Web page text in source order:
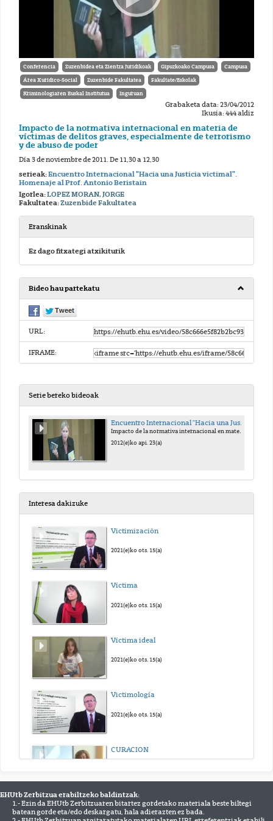
Conferencia Zuzenbidea eta Zientza Juridikoak Gipuzkoako Campusa Campusa
Área Xurídico-Social Zuzenbide Fakultatea Fakultate/Eskolak
Kriminologiaren Euskal Institutua Inguruan
Grabaketa data: 23/04/2012
Ikusia: 444 aldiz
Impacto de la normativa internacional en materia de
víctimas de delitos graves, especialmente de terrorismo
y de abuso de poder
Día 3 de noviembre de 2011. De 11,30 a 12,30
serieak:Encuentro Internacional "Hacia una Justicia victimal".
Homenaje al Prof. Antonio Beristain
Igorlea:LOPEZ MORAN, JORGE
Fakultatea:Zuzenbide Fakultatea
Eranskinak
Ez dago fitxategi atxikiturik
Bideo hau partekatu
URL:
IFRAME:
Serie bereko bideoak
Encuentro Internacional "Hacia una Justicia victimal". Homenaje al Prof. Antonio Beristain
Impacto de la normativa internacional en materia de víctimas de delitos graves, especialmente de terrorismo y de abuso de poder
2012(e)ko api. 23(a)
Interesa dakizuke
Victimización
2021(e)ko ots. 15(a)
Víctima
2021(e)ko ots. 15(a)
Víctima ideal
2021(e)ko ots. 15(a)
Victimología
2021(e)ko ots. 15(a)
CURACION
Enpoderamiento
EHUtb Zerbitzua erabiltzeko baldintzak:
1.- Ezin da EHUtb Zerbitzuaren bitartez gordetako materiala beste biltegi
batean gorde eta/edo deskargatu, hala adierazten ez bada.